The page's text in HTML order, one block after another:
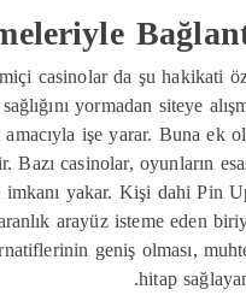
casinolar da şu hakikati
yormadan siteye
işe yarar. Buna ek
casinolar, oyunların
yakar. Kişi dahi Pin
arayüz isteme eden
geniş olması,
hitap